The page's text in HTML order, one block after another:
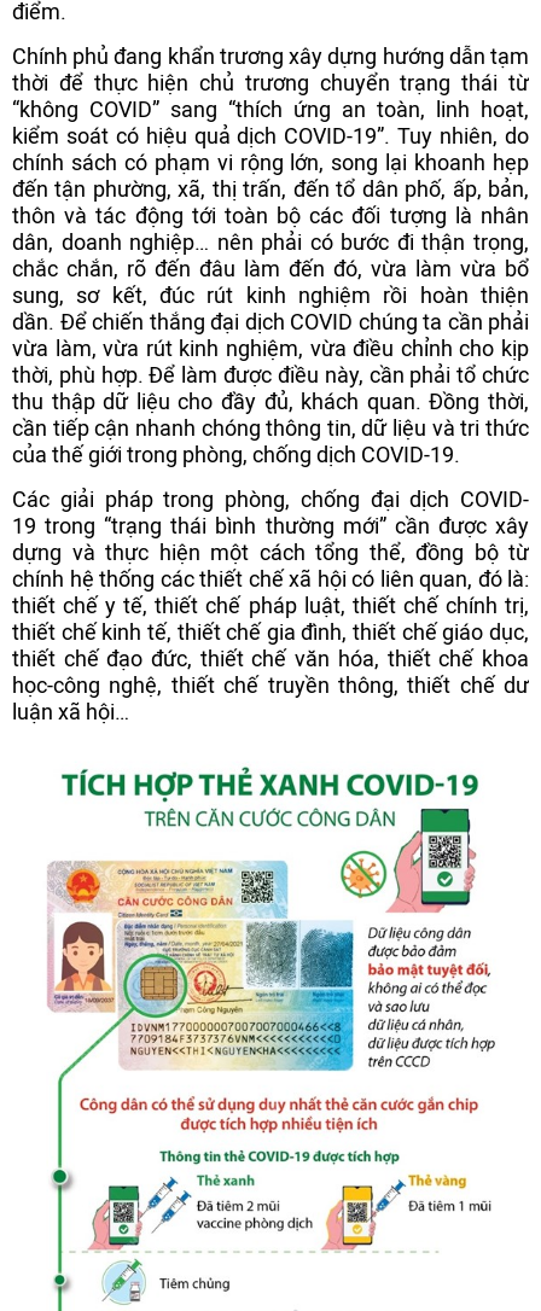
điểm.
Chính phủ đang khẩn trương xây dựng hướng dẫn tạm
thời để thực hiện chủ trương chuyển trạng thái từ
“không COVID” sang “thích ứng an toàn, linh hoạt,
kiểm soát có hiệu quả dịch COVID-19”. Tuy nhiên, do
chính sách có phạm vi rộng lớn, song lại khoanh hẹp
đến tận phường, xã, thị trấn, đến tổ dân phố, ấp, bản,
thôn và tác động tới toàn bộ các đối tượng là nhân
dân, doanh nghiệp… nên phải có bước đi thận trọng,
chắc chắn, rõ đến đâu làm đến đó, vừa làm vừa bổ
sung, sơ kết, đúc rút kinh nghiệm rồi hoàn thiện
dần. Để chiến thắng đại dịch COVID chúng ta cần phải
vừa làm, vừa rút kinh nghiệm, vừa điều chỉnh cho kịp
thời, phù hợp. Để làm được điều này, cần phải tổ chức
thu thập dữ liệu cho đầy đủ, khách quan. Đồng thời,
cần tiếp cận nhanh chóng thông tin, dữ liệu và tri thức
của thế giới trong phòng, chống dịch COVID-19.
Các giải pháp trong phòng, chống đại dịch COVID-
19 trong “trạng thái bình thường mới” cần được xây
dựng và thực hiện một cách tổng thể, đồng bộ từ
chính hệ thống các thiết chế xã hội có liên quan, đó là:
thiết chế y tế, thiết chế pháp luật, thiết chế chính trị,
thiết chế kinh tế, thiết chế gia đình, thiết chế giáo dục,
thiết chế đạo đức, thiết chế văn hóa, thiết chế khoa
học-công nghệ, thiết chế truyền thông, thiết chế dư
luận xã hội…